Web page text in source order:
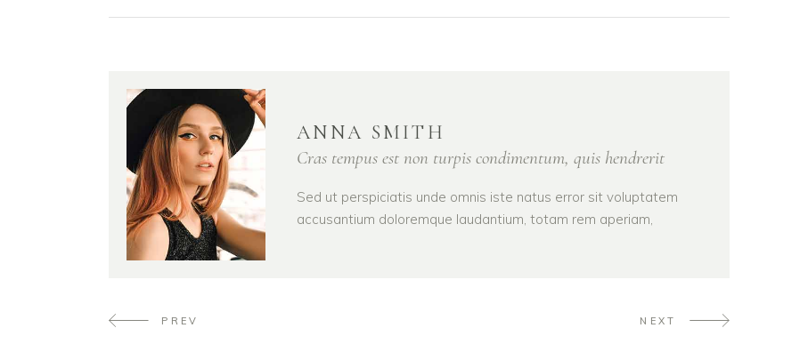
ANNA SMITH
Cras tempus est non turpis condimentum, quis hendrerit
Sed ut perspiciatis unde omnis iste natus error sit voluptatem
accusantium doloremque laudantium, totam rem aperiam,
PREV NEXT